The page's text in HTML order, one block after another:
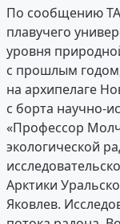
По сообщению
плавучего
уровня
с прошлым
на архипелаге
с борта научно-
«Профессор
экологической
Арктики
Яковлев.